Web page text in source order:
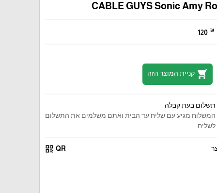
CABLE GUYS Sonic Amy
120 ₪
shopping_cart קניית המוצר הזה
תשלום בעת קבלה
המשלוח מגיע עם שליח עד הבית ואתם משלמים את התשלום
לשליח
QR
qr_code